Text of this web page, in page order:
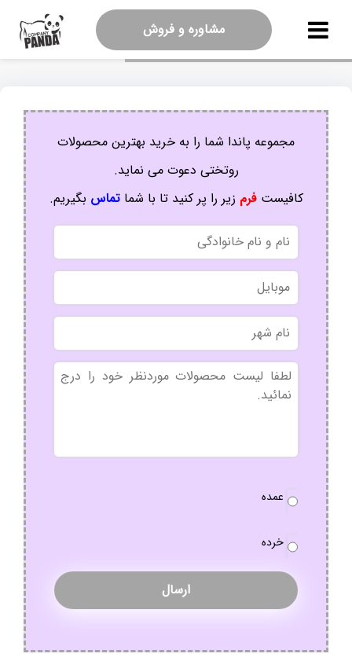
مشاوره و فروش
مجموعه پاندا شما را به خرید بهترین محصولات
روتختی دعوت می نماید.
کافیستفرم زیر را پر کنید تا با شماتماس بگیریم.
نام
و
نام
خانوادگی
موبایل
نام
شهر
بدون
عنوان
سفارش
عمده
خرده